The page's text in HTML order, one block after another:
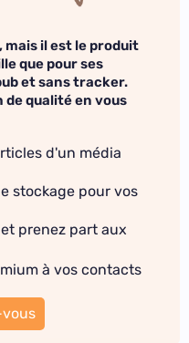
il est le produit
que pour ses
et sans tracker.
qualité en vous
d'un média
stockage pour vos
prenez part aux
à vos contacts